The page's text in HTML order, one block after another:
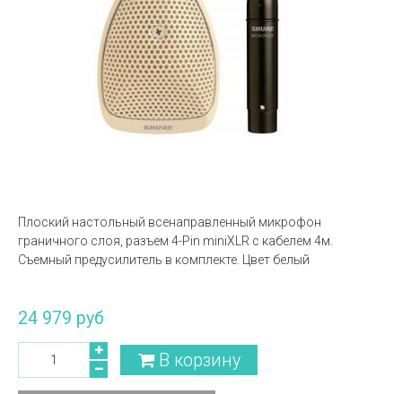
Плоский настольный всенаправленный микрофон
граничного слоя, разъем 4-Pin miniXLR с кабелем 4м.
Съемный предусилитель в комплекте. Цвет белый
24 979 руб
В корзину